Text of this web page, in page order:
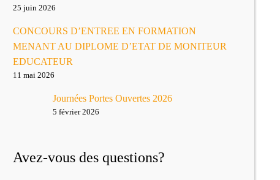
25 juin 2026
CONCOURS D’ENTREE EN FORMATION
MENANT AU DIPLOME D’ETAT DE MONITEUR
EDUCATEUR
11 mai 2026
Journées Portes Ouvertes 2026
5 février 2026
Avez-vous des questions?